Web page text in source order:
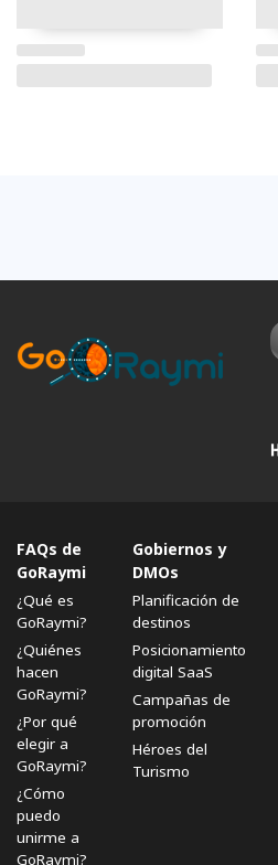
FAQs de
GoRaymi
¿Qué es
GoRaymi?
¿Quiénes
hacen
GoRaymi?
¿Por qué
elegir a
GoRaymi?
¿Cómo
puedo
unirme a
GoRaymi?
Gobiernos y
DMOs
Planificación de
destinos
Posicionamiento
digital SaaS
Campañas de
promoción
Héroes del
Turismo